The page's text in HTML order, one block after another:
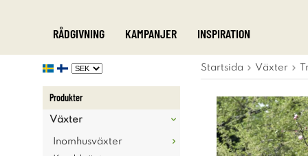
RÅDGIVNING KAMPANJER INSPIRATION
Produkter
Växter
Inomhusväxter
Startsida Växter